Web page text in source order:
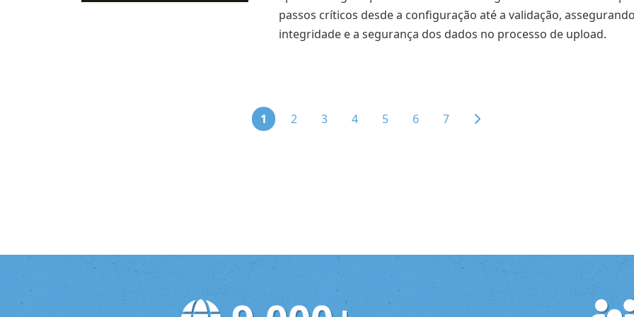
passos críticos desde a configuração até a validação,
integridade e a segurança dos dados no processo de upload.
1 2 3 4 5 6 7